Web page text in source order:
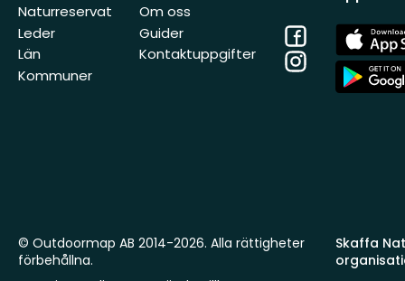
Naturreservat
Leder
Län
Kommuner
Om oss
Guider
Kontaktuppgifter
Facebook
Instagram
App
Store
App
Store
Skaffa
© Outdoormap AB 2014-2026. Alla rättigheter
förbehållna.